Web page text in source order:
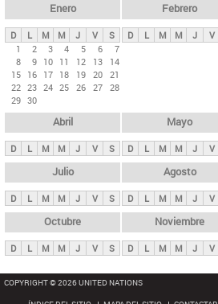
ds
p
n
i
p
a
l
s
Enero
D L M M J V
S
1
2 3 4 5 6
7
8
9 10 11 12 13
14
15 16 17 18 19 20 21
22 23 24 25 26 27 28
29 30
Febrero
D L M M J V
Abril
D L M M J V S
Mayo
D L M M J V
Julio
D L M M J V S
Agosto
D L M M J V
Octubre
D L M M J V S
Noviembre
D L M M J V
COPYRIGHT © 2026 UNITED NATIONS